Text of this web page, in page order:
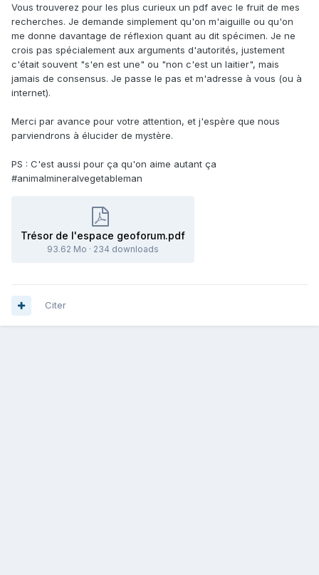
Vous trouverez pour les plus curieux un pdf avec le fruit de mes
recherches. Je demande simplement qu'on m'aiguille ou qu'on
me donne davantage de réflexion quant au dit spécimen. Je ne
crois pas spécialement aux arguments d'autorités, justement
c'était souvent "s'en est une" ou "non c'est un laitier", mais
jamais de consensus. Je passe le pas et m'adresse à vous (ou à
internet).
Merci par avance pour votre attention, et j'espère que nous
parviendrons à élucider de mystère.
PS : C'est aussi pour ça qu'on aime autant ça
#animalmineralvegetableman
Trésor de l'espace geoforum.pdf
93.62 Mo · 234 downloads
Citer